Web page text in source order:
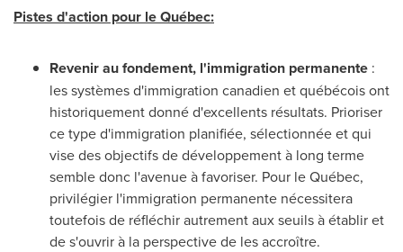
Pistes d'action pour le Québec:
Revenir au fondement, l'immigration permanente :
les systèmes d'immigration canadien et québécois ont
historiquement donné d'excellents résultats. Prioriser
ce type d'immigration planifiée, sélectionnée et qui
vise des objectifs de développement à long terme
semble donc l'avenue à favoriser. Pour le Québec,
privilégier l'immigration permanente nécessitera
toutefois de réfléchir autrement aux seuils à établir et
de s'ouvrir à la perspective de les accroître.